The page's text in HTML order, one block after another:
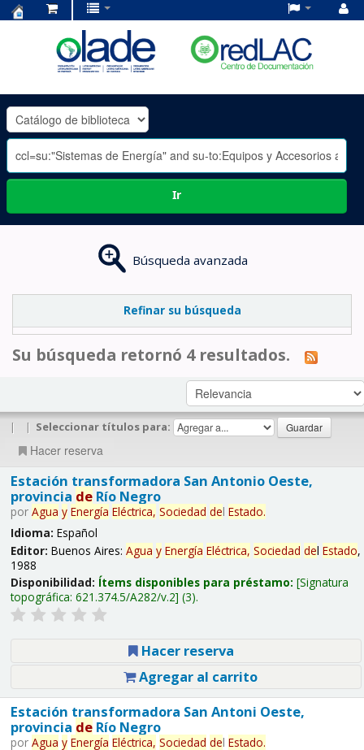
OLADE
-
Ir
Búsqueda avanzada
Refinar su búsqueda
Su búsqueda retornó 4 resultados.
| | Seleccionar títulos para:
Hacer reserva
Estación transformadora San Antonio Oeste,
provincia deRío Negro
por Agua y Energía Eléctrica, Sociedad del Estado.
Idioma: Español
Editor: Buenos Aires: Agua y Energía Eléctrica, Sociedad del Estado,
1988
Disponibilidad: Ítems disponibles para préstamo: Signatura
topográfica: 621.374.5/A282/v.2 (3).
Hacer reserva
Agregar al carrito
Estación transformadora San Antoni Oeste,
provincia deRío Negro
por Agua y Energía Eléctrica, Sociedad del Estado.